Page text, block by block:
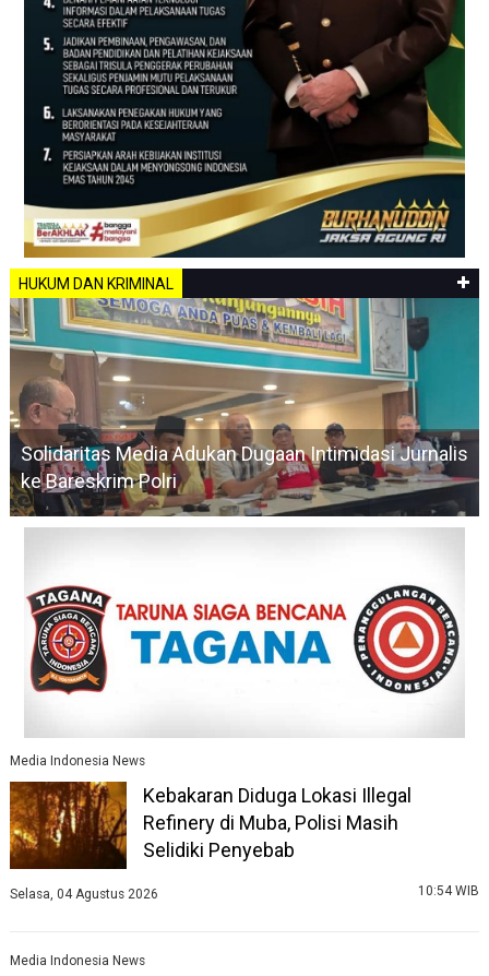
HUKUM DAN KRIMINAL
Solidaritas Media Adukan Dugaan Intimidasi Jurnalis
ke Bareskrim Polri
Media Indonesia News
Kebakaran Diduga Lokasi Illegal
Refinery di Muba, Polisi Masih
Selidiki Penyebab
Selasa, 04 Agustus 2026 10:54 WIB
Media Indonesia News